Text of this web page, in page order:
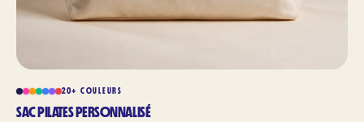
20+ COULEURS
SAC PILATES PERSONNALISÉ